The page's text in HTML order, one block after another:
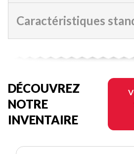
Caractéristiques
DÉCOUVREZ
NOTRE
INVENTAIRE